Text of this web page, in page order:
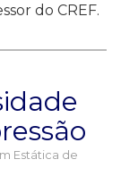
do CREF.
Estática de